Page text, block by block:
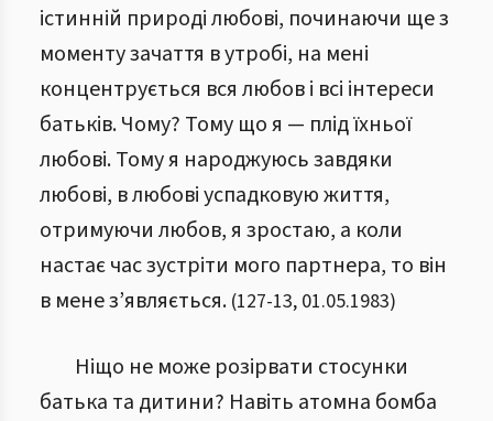
істинній природі любові, починаючи ще з
моменту зачаття в утробі, на мені
концентрується вся любов і всі інтереси
батьків. Чому? Тому що я — плід їхньої
любові. Тому я народжуюсь завдяки
любові, в любові успадковую життя,
отримуючи любов, я зростаю, а коли
настає час зустріти мого партнера, то він
в мене з’являється. (127-13, 01.05.1983)
Ніщо не може розірвати стосунки
батька та дитини? Навіть атомна бомба